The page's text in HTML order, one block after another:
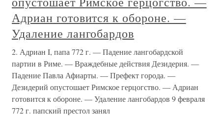
Адриан готовится к обороне. —
Удаление лангобардов
2. Адриан I, папа 772 г. — Падение лангобардской
партии в Риме. — Враждебные действия Дезидерия. —
Падение Павла Афиарты. — Префект города. —
Дезидерий опустошает Римское герцогство. — Адриан
готовится к обороне. — Удаление лангобардов 9 февраля
772 г. папский престол занял